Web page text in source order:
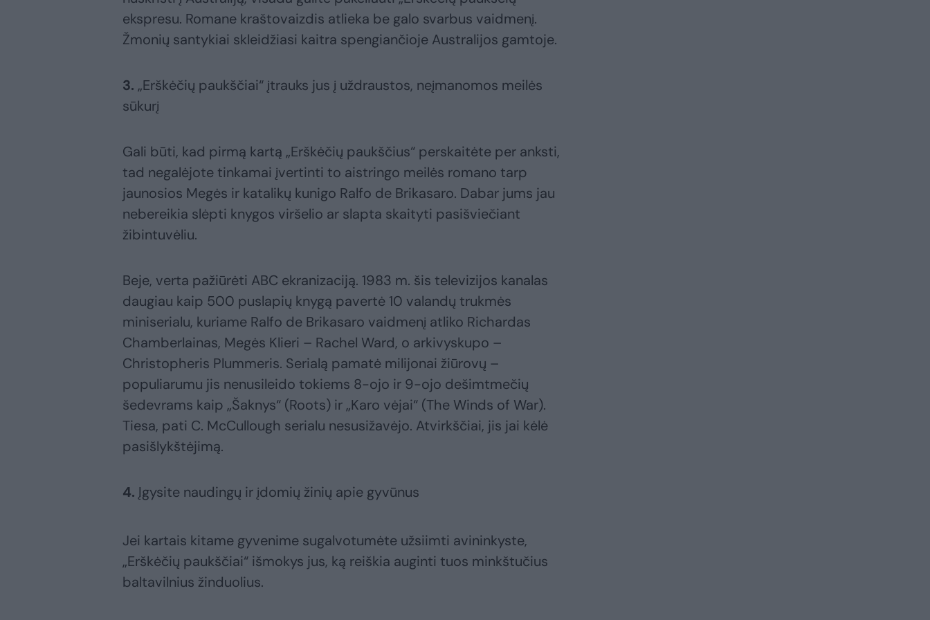
ekspresu. Romane kraštovaizdis atlieka be galo svarbus vaidmenį.
Žmonių santykiai skleidžiasi kaitra spengiančioje Australijos gamtoje.
3. „Erškėčių paukščiai“ įtrauks jus į uždraustos, neįmanomos meilės
sūkurį
Gali būti, kad pirmą kartą „Erškėčių paukščius“ perskaitėte per anksti,
tad negalėjote tinkamai įvertinti to aistringo meilės romano tarp
jaunosios Megės ir katalikų kunigo Ralfo de Brikasaro. Dabar jums jau
nebereikia slėpti knygos viršelio ar slapta skaityti pasišviečiant
žibintuvėliu.
Beje, verta pažiūrėti ABC ekranizaciją. 1983 m. šis televizijos kanalas
daugiau kaip 500 puslapių knygą pavertė 10 valandų trukmės
miniserialu, kuriame Ralfo de Brikasaro vaidmenį atliko Richardas
Chamberlainas, Megės Klieri – Rachel Ward, o arkivyskupo –
Christopheris Plummeris. Serialą pamatė milijonai žiūrovų –
populiarumu jis nenusileido tokiems 8-ojo ir 9-ojo dešimtmečių
šedevrams kaip „Šaknys“ (Roots) ir „Karo vėjai“ (The Winds of War).
Tiesa, pati C. McCullough serialu nesusižavėjo. Atvirkščiai, jis jai kėlė
pasišlykštėjimą.
4. Įgysite naudingų ir įdomių žinių apie gyvūnus
Jei kartais kitame gyvenime sugalvotumėte užsiimti avininkyste,
„Erškėčių paukščiai“ išmokys jus, ką reiškia auginti tuos minkštučius
baltavilnius žinduolius.